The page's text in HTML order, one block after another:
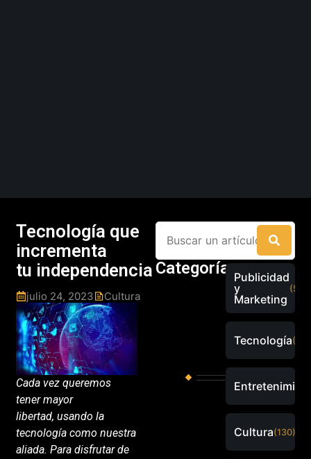
Tecnología que
incrementa
tu independencia
julio 24, 2023 Cultura
Cada vez queremos
tener mayor
libertad, usando la
tecnología como nuestra
aliada. Para disfrutar de
CategoríasPublicidad
y
Marketing
Tecnología
Cultura(130)